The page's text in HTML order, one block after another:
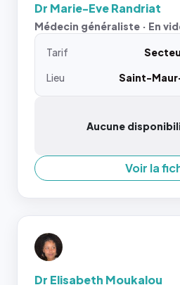
Dr Marie-Eve Randriat
Médecin généraliste · En
Tarif
Lieu
Saint-
Aucune
Voir la
Dr Elisabeth Moukalou